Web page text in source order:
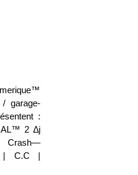
garage-
:
2 ∆j
| C.C |